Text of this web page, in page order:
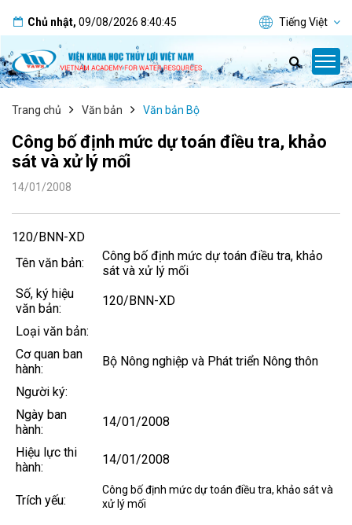
Chủ nhật, 09/08/2026 8:40:45 Tiếng Việt
Trang chủ Văn bản Văn bản Bộ
Công bố định mức dự toán điều tra, khảo
sát và xử lý mối
14/01/2008
120/BNN-XD
Tên văn bản:
Công bố định mức dự toán điều tra, khảo
sát và xử lý mối
Số, ký hiệu
văn bản:
120/BNN-XD
Loại văn bản:
Cơ quan ban
hành:
Bộ Nông nghiệp và Phát triển Nông thôn
Người ký:
Ngày ban
hành:
14/01/2008
Hiệu lực thi
hành:
14/01/2008
Trích yếu:
Công bố định mức dự toán điều tra, khảo sát và
xử lý mối